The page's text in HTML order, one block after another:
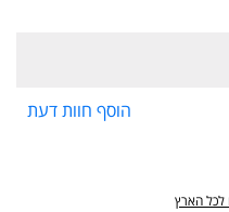
הוסף חוות דעת